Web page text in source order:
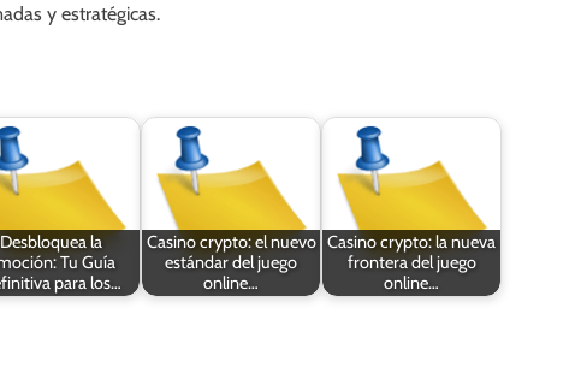
y estratégicas.
Desbloquea la
Tu Guía
para los…
Casino crypto: el nuevo
estándar del juego
online…
Casino crypto: la nueva
frontera del juego
online…